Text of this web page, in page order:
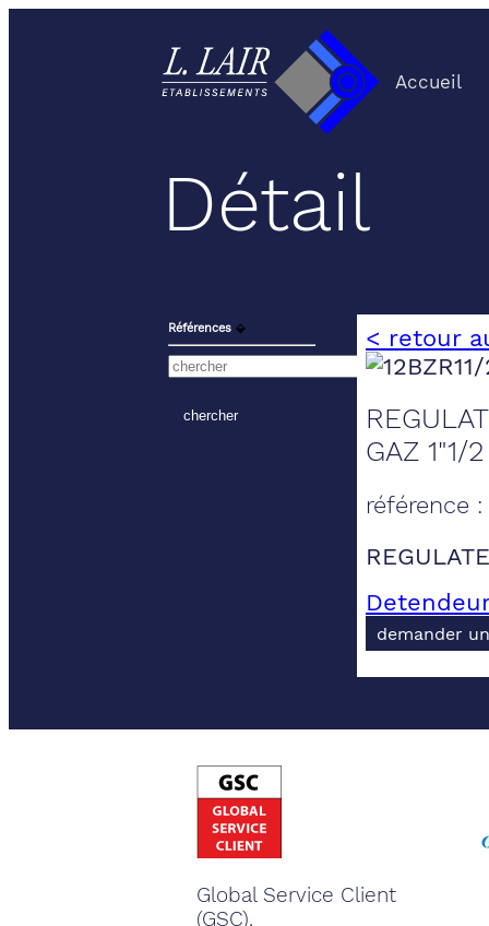
Accueil
Détail
Références ⬙ < retour
GAZ 1"1/2
référence :
demander
Global Service Client
(GSC).